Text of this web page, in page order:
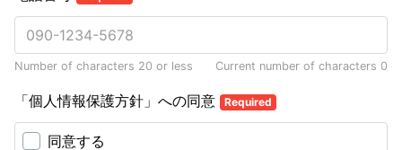
Number of characters 20 or less Current number of characters 0
「個人情報保護方針」への同意 Required
同意する